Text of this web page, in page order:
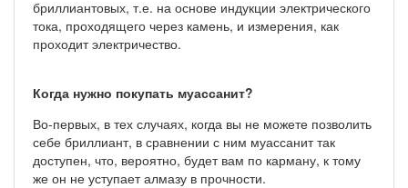
бриллиантовых, т.е. на основе индукции электрического
тока, проходящего через камень, и измерения, как
проходит электричество.
Когда нужно покупать муассанит?
Во-первых, в тех случаях, когда вы не можете позволить
себе бриллиант, в сравнении с ним муассанит так
доступен, что, вероятно, будет вам по карману, к тому
же он не уступает алмазу в прочности.